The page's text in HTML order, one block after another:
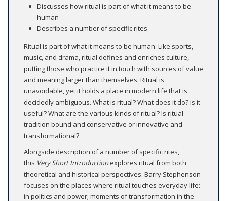
Discusses how ritual is part of what it means to be
human
Describes a number of specific rites.
Ritual is part of what it means to be human. Like sports,
music, and drama, ritual defines and enriches culture,
putting those who practice it in touch with sources of value
and meaning larger than themselves. Ritual is
unavoidable, yet it holds a place in modern life that is
decidedly ambiguous. What is ritual? What does it do? Is it
useful? What are the various kinds of ritual? Is ritual
tradition bound and conservative or innovative and
transformational?
Alongside description of a number of specific rites,
this Very Short Introductionexplores ritual from both
theoretical and historical perspectives. Barry Stephenson
focuses on the places where ritual touches everyday life:
in politics and power; moments of transformation in the